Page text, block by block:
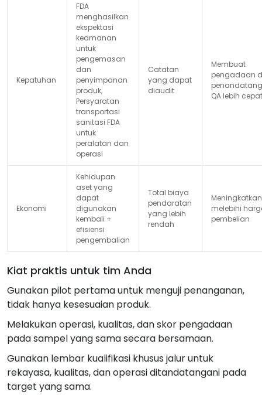
Kepatuhan
FDA
menghasilkan
ekspektasi
keamanan
untuk
pengemasan
dan
penyimpanan
produk,
Persyaratan
transportasi
sanitasi FDA
untuk
peralatan dan
operasi
Catatan
yang dapat
diaudit
Membuat
pengadaan
QA lebih cepat
Ekonomi
Kehidupan
aset yang
dapat
digunakan
kembali +
efisiensi
pengembalian
Total biaya
pendaratan
yang lebih
rendah
Meningkatkan
melebihi
pembelian
Kiat praktis untuk tim Anda
Gunakan pilot pertama untuk menguji penanganan,
tidak hanya kesesuaian produk.
Melakukan operasi, kualitas, dan skor pengadaan
pada sampel yang sama secara bersamaan.
Gunakan lembar kualifikasi khusus jalur untuk
rekayasa, kualitas, dan operasi ditandatangani pada
target yang sama.